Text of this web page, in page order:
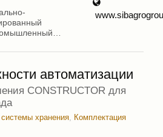
замкнутой цепочке
доавтоматизации
CONSTRUCTOR для
хранения
Комплектация